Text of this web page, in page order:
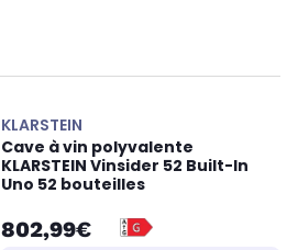
KLARSTEIN
Cave à vin polyvalente
KLARSTEIN Vinsider 52 Built-In
Uno 52 bouteilles
802,99€